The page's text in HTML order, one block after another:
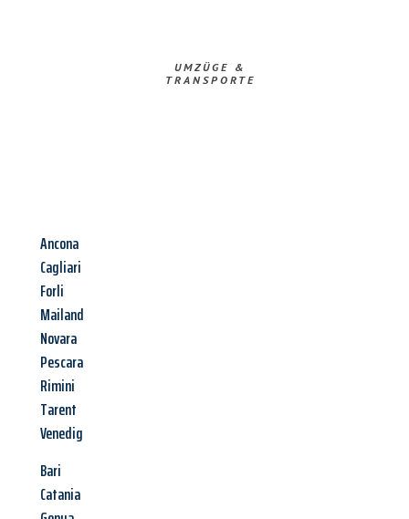
UMZÜGE &
TRANSPORTE
Ancona
Cagliari
Forli
Mailand
Novara
Pescara
Rimini
Tarent
Venedig
Bari
Catania